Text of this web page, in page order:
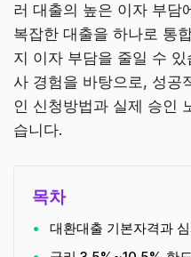
러 대출의 높은 이자 부담
복잡한 대출을 하나로 통
지 이자 부담을 줄일 수
사 경험을 바탕으로, 성공
인 신청방법과 실제 승인
습니다.
목차
대환대출 기본자격과